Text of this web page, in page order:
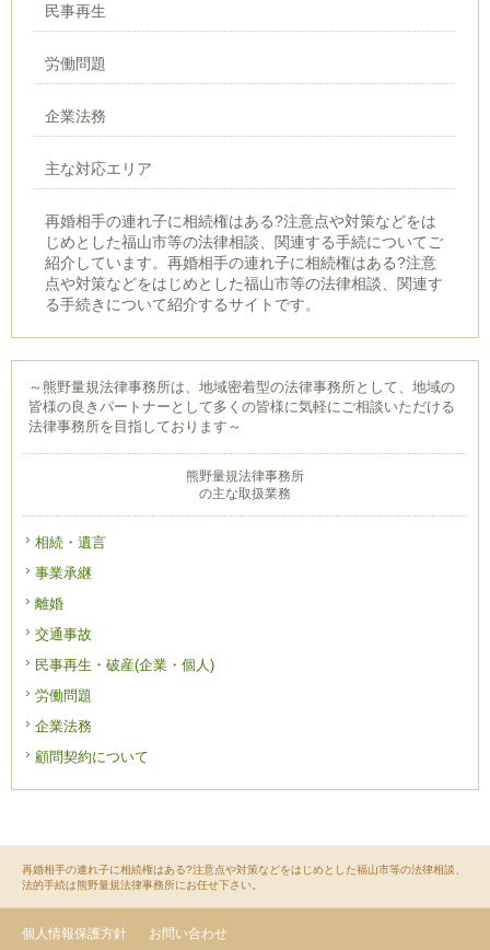
～熊野量規法律事務所は、地域密着型の法律事務所として、地域の
皆様の良きパートナーとして多くの皆様に気軽にご相談いただける
法律事務所を目指しております～
熊野量規法律事務所
の主な取扱業務
相続・遺言
事業承継
離婚
交通事故
民事再生・破産(企業・個人)
労働問題
企業法務
顧問契約について
民事再生
労働問題
企業法務
主な対応エリア
再婚相手の連れ子に相続権はある?注意点や対策などをは
じめとした福山市等の法律相談、関連する手続についてご
紹介しています。再婚相手の連れ子に相続権はある?注意
点や対策などをはじめとした福山市等の法律相談、関連す
る手続きについて紹介するサイトです。
再婚相手の連れ子に相続権はある?注意点や対策などをはじめとした福山市等の法律相談、
法的手続は熊野量規法律事務所にお任せ下さい。
個人情報保護方針 お問い合わせ